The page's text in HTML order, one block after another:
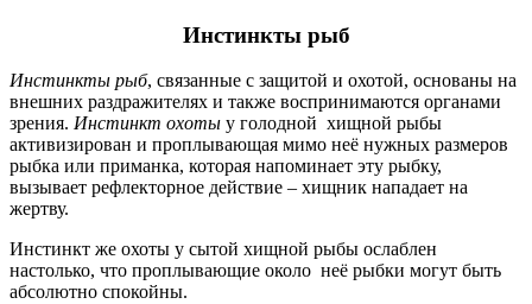
Инстинкты рыб
Инстинкты рыб, связанные с защитой и охотой, основаны на
внешних раздражителях и также воспринимаются органами
зрения. Инстинкт охоты у голодной хищной рыбы
активизирован и проплывающая мимо неё нужных размеров
рыбка или приманка, которая напоминает эту рыбку,
вызывает рефлекторное действие – хищник нападает на
жертву.
Инстинкт же охоты у сытой хищной рыбы ослаблен
настолько, что проплывающие около неё рыбки могут быть
абсолютно спокойны.